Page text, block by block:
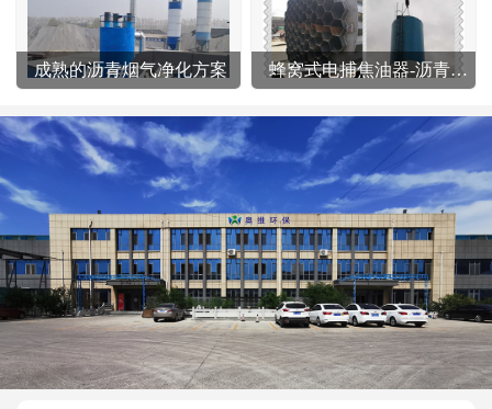
成熟的沥青烟气净化方案 蜂窝式电捕焦油器-沥青站专用